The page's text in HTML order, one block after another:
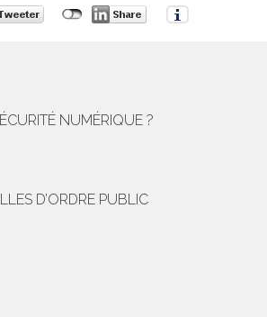
NUMÉRIQUE ?
D’ORDRE PUBLIC